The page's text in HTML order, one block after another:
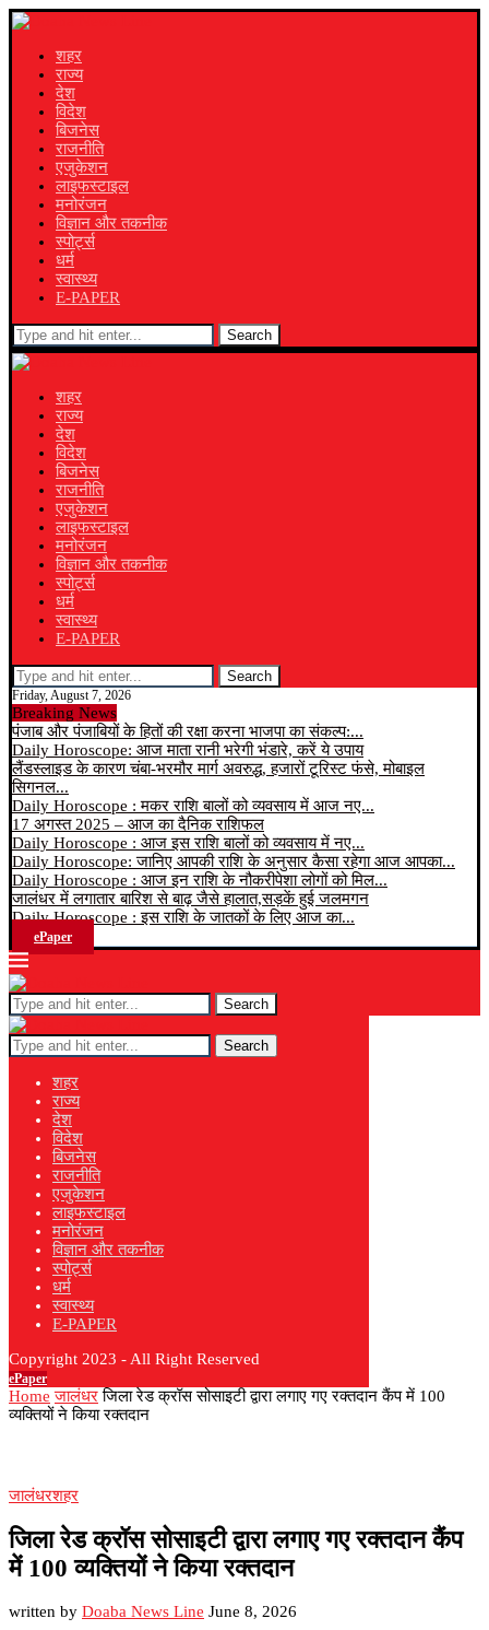
शहर
राज्य
देश
विदेश
बिजनेस
राजनीति
एजुकेशन
लाइफस्टाइल
मनोरंजन
विज्ञान और तकनीक
स्पोर्ट्स
धर्म
स्वास्थ्य
E-PAPER
Search
शहर
राज्य
देश
विदेश
बिजनेस
राजनीति
एजुकेशन
लाइफस्टाइल
मनोरंजन
विज्ञान और तकनीक
स्पोर्ट्स
धर्म
स्वास्थ्य
E-PAPER
Search
Friday, August 7, 2026
Breaking News
पंजाब और पंजाबियों के हितों की रक्षा करना भाजपा का संकल्प:...
Daily Horoscope: आज माता रानी भरेगी भंडारे, करें ये उपाय
लैंडस्लाइड के कारण चंबा-भरमौर मार्ग अवरुद्ध, हजारों टूरिस्ट फंसे, मोबाइल
सिगनल...
Daily Horoscope : मकर राशि बालों को व्यवसाय में आज नए...
17 अगस्त 2025 – आज का दैनिक राशिफल
Daily Horoscope : आज इस राशि बालों को व्यवसाय में नए...
Daily Horoscope: जानिए आपकी राशि के अनुसार कैसा रहेगा आज आपका...
Daily Horoscope : आज इन राशि के नौकरीपेशा लोगों को मिल...
जालंधर में लगातार बारिश से बाढ़ जैसे हालात,सड़कें हुई जलमगन
Daily Horoscope : इस राशि के जातकों के लिए आज का...
ePaper
Search
Search
शहर
राज्य
देश
विदेश
बिजनेस
राजनीति
एजुकेशन
लाइफस्टाइल
मनोरंजन
विज्ञान और तकनीक
स्पोर्ट्स
धर्म
स्वास्थ्य
E-PAPER
Copyright 2023 - All Right Reserved
ePaper
Home जालंधर जिला रेड क्रॉस सोसाइटी द्वारा लगाए गए रक्तदान कैंप में 100
व्यक्तियों ने किया रक्तदान
जालंधरशहर
जिला रेड क्रॉस सोसाइटी द्वारा लगाए गए रक्तदान कैंप
में 100 व्यक्तियों ने किया रक्तदान
written by Doaba News Line June 8, 2026